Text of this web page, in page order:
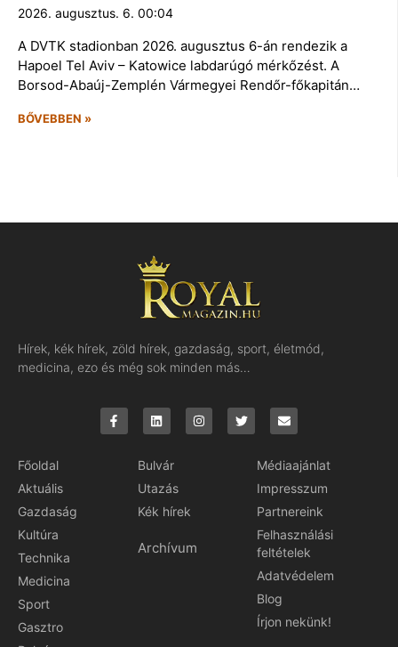
2026. augusztus. 6. 00:04
A DVTK stadionban 2026. augusztus 6-án rendezik a
Hapoel Tel Aviv – Katowice labdarúgó mérkőzést. A
Borsod-Abaúj-Zemplén Vármegyei Rendőr-főkapitán…
BŐVEBBEN »
Hírek, kék hírek, zöld hírek, gazdaság, sport, életmód,
medicina, ezo és még sok minden más…
Főoldal
Aktuális
Gazdaság
Kultúra
Technika
Medicina
Sport
Gasztro
Bulvár
Utazás
Kék hírek
Archívum
Médiaajánlat
Impresszum
Partnereink
Felhasználási
feltételek
Adatvédelem
Blog
Írjon nekünk!